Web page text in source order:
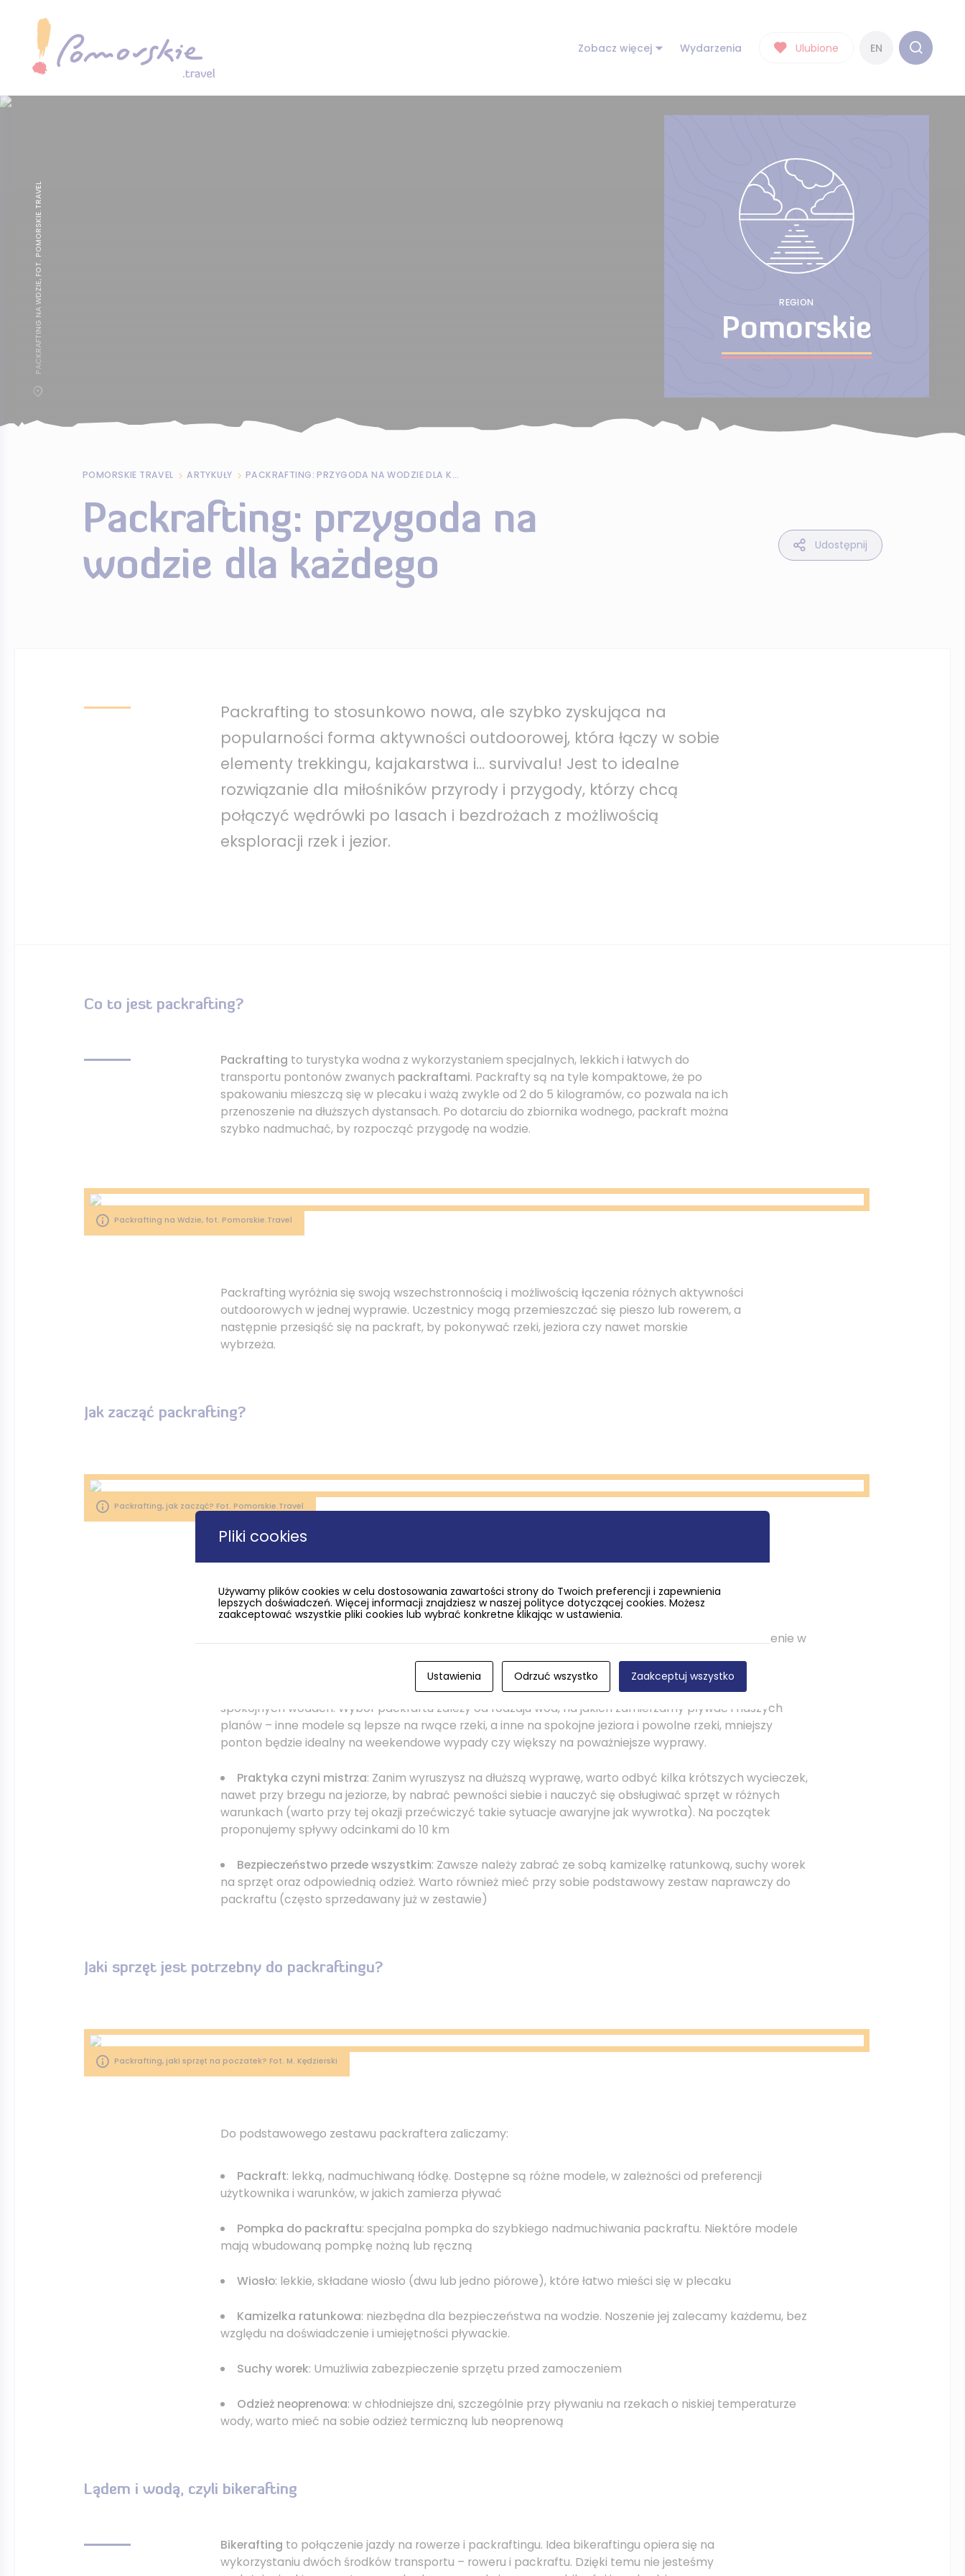
Zobacz więcej Wydarzenia Ulubione EN
REGION
Pomorskie
PACKRAFTING NA WDZIE, FOT. POMORSKIE.TRAVEL
POMORSKIE TRAVEL ARTYKUŁY PACKRAFTING: PRZYGODA NA WODZIE DLA KAŻDEGO
Packrafting: przygoda na
wodzie dla każdego
Udostępnij
Packrafting to stosunkowo nowa, ale szybko zyskująca na
popularności forma aktywności outdoorowej, która łączy w sobie
elementy trekkingu, kajakarstwa i… survivalu! Jest to idealne
rozwiązanie dla miłośników przyrody i przygody, którzy chcą
połączyć wędrówki po lasach i bezdrożach z możliwością
eksploracji rzek i jezior.
Co to jest packrafting?
Packrafting to turystyka wodna z wykorzystaniem specjalnych, lekkich i łatwych do
transportu pontonów zwanych packraftami. Packrafty są na tyle kompaktowe, że po
spakowaniu mieszczą się w plecaku i ważą zwykle od 2 do 5 kilogramów, co pozwala na ich
przenoszenie na dłuższych dystansach. Po dotarciu do zbiornika wodnego, packraft można
szybko nadmuchać, by rozpocząć przygodę na wodzie.
Packrafting na Wdzie, fot. Pomorskie.Travel
Packrafting wyróżnia się swoją wszechstronnością i możliwością łączenia różnych aktywności
outdoorowych w jednej wyprawie. Uczestnicy mogą przemieszczać się pieszo lub rowerem, a
następnie przesiąść się na packraft, by pokonywać rzeki, jeziora czy nawet morskie
wybrzeża.
Jak zacząć packrafting?
Packrafting, jak zacząć? Fot. Pomorskie.Travel
Poznaj swoje umiejętności: packrafting wymaga podstawowej wiedzy z zakresu kajakarstwa,
zwłaszcza jeśli planujesz pływać na bardziej rwących rzekach. Dobrze jest również mieć doświadczenie w
: Początkującym zaleca się rozpoczęcie od prostych spływów na
spokojnych wodach. Wybór packraftu zależy od rodzaju wód, na jakich zamierzamy pływać i naszych
planów – inne modele są lepsze na rwące rzeki, a inne na spokojne jeziora i powolne rzeki, mniejszy
ponton będzie idealny na weekendowe wypady czy większy na poważniejsze wyprawy.
Praktyka czyni mistrza: Zanim wyruszysz na dłuższą wyprawę, warto odbyć kilka krótszych wycieczek,
nawet przy brzegu na jeziorze, by nabrać pewności siebie i nauczyć się obsługiwać sprzęt w różnych
warunkach (warto przy tej okazji przećwiczyć takie sytuacje awaryjne jak wywrotka). Na początek
proponujemy spływy odcinkami do 10 km
Bezpieczeństwo przede wszystkim: Zawsze należy zabrać ze sobą kamizelkę ratunkową, suchy worek
na sprzęt oraz odpowiednią odzież. Warto również mieć przy sobie podstawowy zestaw naprawczy do
packraftu (często sprzedawany już w zestawie)
Jaki sprzęt jest potrzebny do packraftingu?
Packrafting, jaki sprzęt na poczatek? Fot. M. Kędzierski
Do podstawowego zestawu packraftera zaliczamy:
Packraft: lekką, nadmuchiwaną łódkę. Dostępne są różne modele, w zależności od preferencji
użytkownika i warunków, w jakich zamierza pływać
Pompka do packraftu: specjalna pompka do szybkiego nadmuchiwania packraftu. Niektóre modele
mają wbudowaną pompkę nożną lub ręczną
Wiosło: lekkie, składane wiosło (dwu lub jedno piórowe), które łatwo mieści się w plecaku
Kamizelka ratunkowa: niezbędna dla bezpieczeństwa na wodzie. Noszenie jej zalecamy każdemu, bez
względu na doświadczenie i umiejętności pływackie.
Suchy worek: Umużliwia zabezpieczenie sprzętu przed zamoczeniem
Odzież neoprenowa: w chłodniejsze dni, szczególnie przy pływaniu na rzekach o niskiej temperaturze
wody, warto mieć na sobie odzież termiczną lub neoprenową
Lądem i wodą, czyli bikerafting
Bikerafting to połączenie jazdy na rowerze i packraftingu. Idea bikeraftingu opiera się na
wykorzystaniu dwóch środków transportu – roweru i packraftu. Dzięki temu nie jesteśmy
Pliki cookies
Używamy plików cookies w celu dostosowania zawartości strony do Twoich preferencji i zapewnienia
lepszych doświadczeń. Więcej informacji znajdziesz w naszej polityce dotyczącej cookies. Możesz
zaakceptować wszystkie pliki cookies lub wybrać konkretne klikając w ustawienia.
Ustawienia Odrzuć wszystko Zaakceptuj wszystko